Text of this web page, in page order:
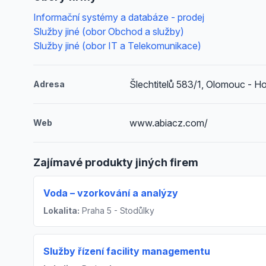
Informační systémy a databáze - prodej
Služby jiné (obor Obchod a služby)
Služby jiné (obor IT a Telekomunikace)
Adresa Šlechtitelů 583/1, Olomouc -
Web www.abiacz.com/
Zajímavé produkty jiných firem
Voda – vzorkování a analýzy
Lokalita: Praha 5 - Stodůlky
Služby řízení facility managementu